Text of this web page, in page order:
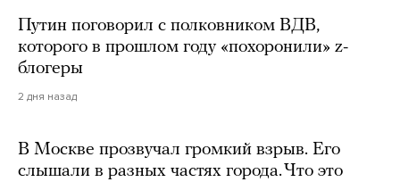
Путин поговорил с полковником ВДВ,
которого в прошлом году «похоронили» z-
блогеры
2 дня назад
В Москве прозвучал громкий взрыв. Его
слышали в разных частях города. Что это